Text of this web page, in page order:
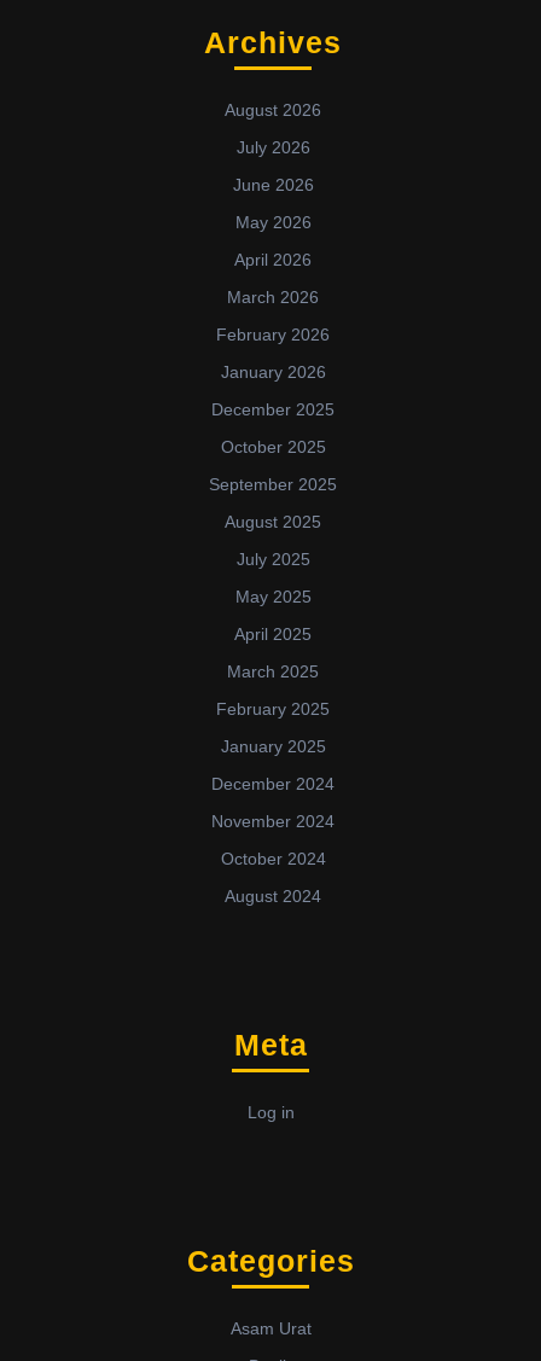
Archives
August 2026
July 2026
June 2026
May 2026
April 2026
March 2026
February 2026
January 2026
December 2025
October 2025
September 2025
August 2025
July 2025
May 2025
April 2025
March 2025
February 2025
January 2025
December 2024
November 2024
October 2024
August 2024
Meta
Log in
Categories
Asam Urat